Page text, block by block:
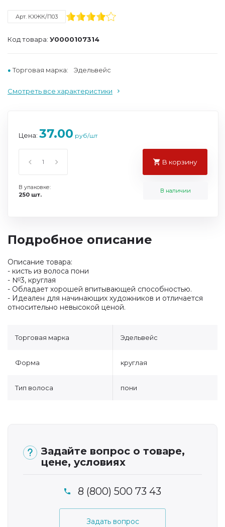
Арт. КХЖК/П03
Код товара: У0000107314
Торговая марка: Эдельвейс
Смотреть все характеристики
Цена: 37.00 руб/шт
В корзину
В упаковке:
250 шт.
В наличии
Подробное описание
Описание товара:
- кисть из волоса пони
- №3, круглая
- Обладает хорошей впитывающей способностью.
- Идеален для начинающих художников и отличается
относительно невысокой ценой.
Торговая марка Эдельвейс
Форма круглая
Тип волоса пони
Задайте вопрос о товаре,
цене, условиях
8 (800) 500 73 43
Задать вопрос